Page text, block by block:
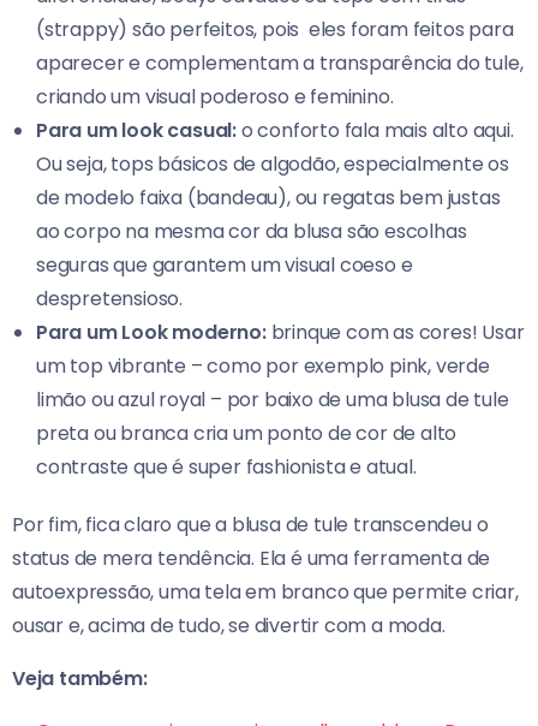
(strappy) são perfeitos, pois eles foram feitos para
aparecer e complementam a transparência do tule,
criando um visual poderoso e feminino.
Para um look casual:o conforto fala mais alto aqui.
Ou seja, tops básicos de algodão, especialmente os
de modelo faixa (bandeau), ou regatas bem justas
ao corpo na mesma cor da blusa são escolhas
seguras que garantem um visual coeso e
despretensioso.
Para um Look moderno:brinque com as cores! Usar
um top vibrante – como por exemplo pink, verde
limão ou azul royal – por baixo de uma blusa de tule
preta ou branca cria um ponto de cor de alto
contraste que é super fashionista e atual.
Por fim, fica claro que a blusa de tule transcendeu o
status de mera tendência. Ela é uma ferramenta de
autoexpressão, uma tela em branco que permite criar,
ousar e, acima de tudo, se divertir com a moda.
Veja também: